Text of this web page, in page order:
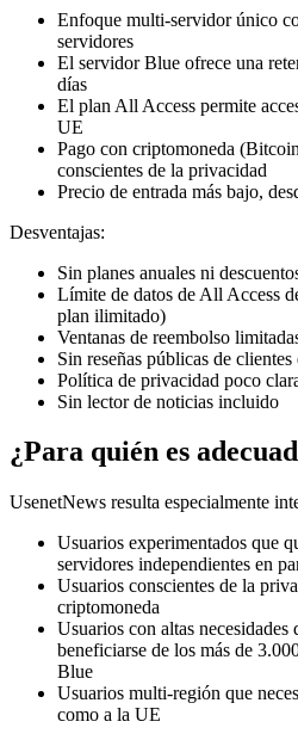
Enfoque multi-servidor único
servidores
El servidor Blue ofrece una
días
El plan All Access permite
UE
Pago con criptomoneda
conscientes de la privacidad
Precio de entrada más bajo,
Desventajas:
Sin planes anuales ni
Límite de datos de All Access
plan ilimitado)
Ventanas de reembolso
Sin reseñas públicas de
Política de privacidad poco
Sin lector de noticias incluido
¿Para quién es
UsenetNews resulta especialmente
Usuarios experimentados que
servidores independientes en
Usuarios conscientes de la
criptomoneda
Usuarios con altas necesidades
beneficiarse de los más de
Blue
Usuarios multi-región que
como a la UE